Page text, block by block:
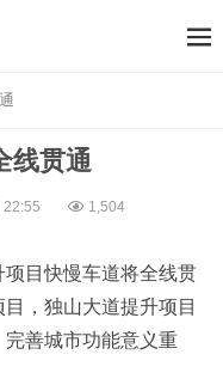
线贯通
1,504
目快慢车道将全线贯
，独山大道提升项目
善城市功能意义重